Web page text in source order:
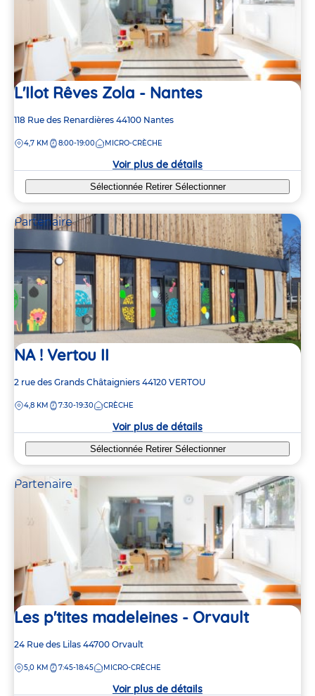
L'Ilot Rêves Zola - Nantes
Adresse
la
118 Rue des Renardières 44100 Nantes
DISTANCE
4,7 KM 8:00-19:00 MICRO-CRÈCHE
Voir plus de détails
Sélectionnée Retirer Sélectionner
Partenaire
NA ! Vertou II
Adresse
la
2 rue des Grands Châtaigniers 44120 VERTOU
DISTANCE
4,8 KM 7:30-19:30 CRÈCHE
Voir plus de détails
Sélectionnée Retirer Sélectionner
Partenaire
Les p'tites madeleines - Orvault
Adresse
la
24 Rue des Lilas 44700 Orvault
DISTANCE
5,0 KM 7:45-18:45 MICRO-CRÈCHE
Voir plus de détails